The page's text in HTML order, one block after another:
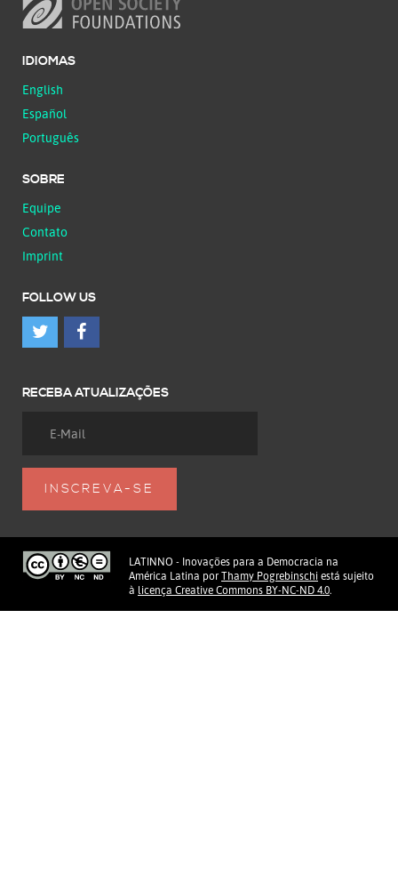
IDIOMAS
English
Español
Português
SOBRE
Equipe
Contato
Imprint
FOLLOW US
RECEBA ATUALIZAÇÕES
LATINNO - Inovações para a Democracia na
América Latina por Thamy Pogrebinschi está sujeito
à licença Creative Commons BY-NC-ND 4.0.